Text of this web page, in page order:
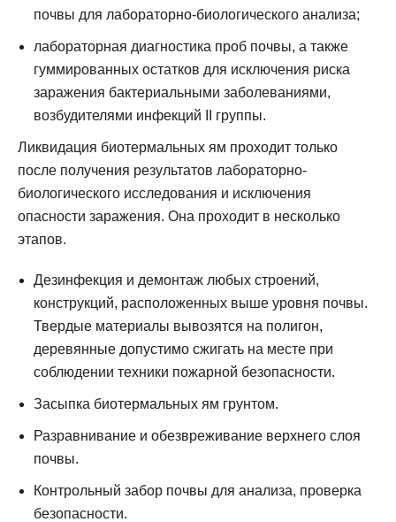
почвы для лабораторно-биологического анализа;
лабораторная диагностика проб почвы, а также
гуммированных остатков для исключения риска
заражения бактериальными заболеваниями,
возбудителями инфекций II группы.
Ликвидация биотермальных ям проходит только
после получения результатов лабораторно-
биологического исследования и исключения
опасности заражения. Она проходит в несколько
этапов.
Дезинфекция и демонтаж любых строений,
конструкций, расположенных выше уровня почвы.
Твердые материалы вывозятся на полигон,
деревянные допустимо сжигать на месте при
соблюдении техники пожарной безопасности.
Засыпка биотермальных ям грунтом.
Разравнивание и обезвреживание верхнего слоя
почвы.
Контрольный забор почвы для анализа, проверка
безопасности.